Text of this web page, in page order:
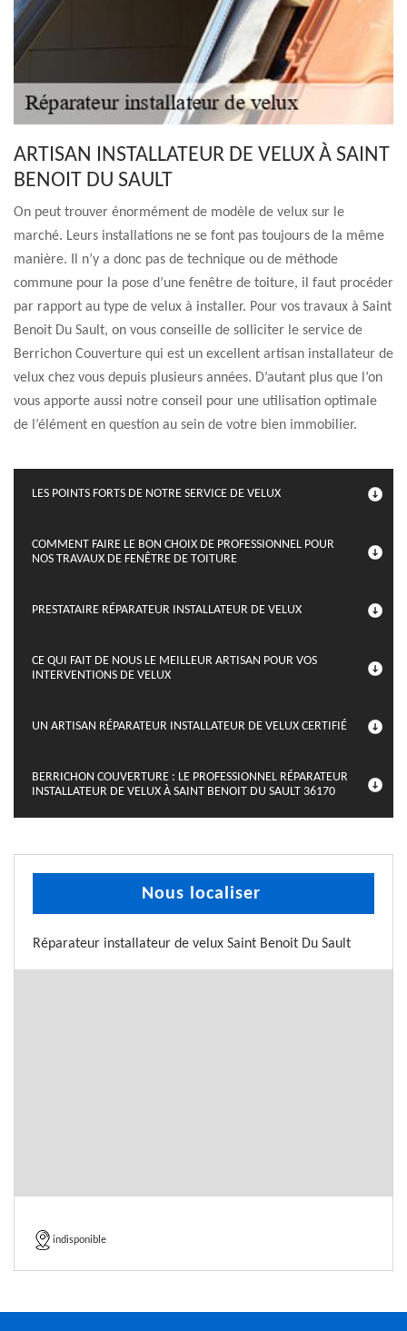
ARTISAN INSTALLATEUR DE VELUX À SAINT
BENOIT DU SAULT
On peut trouver énormément de modèle de velux sur le
marché. Leurs installations ne se font pas toujours de la même
manière. Il n’y a donc pas de technique ou de méthode
commune pour la pose d’une fenêtre de toiture, il faut procéder
par rapport au type de velux à installer. Pour vos travaux à Saint
Benoit Du Sault, on vous conseille de solliciter le service de
Berrichon Couverture qui est un excellent artisan installateur de
velux chez vous depuis plusieurs années. D’autant plus que l’on
vous apporte aussi notre conseil pour une utilisation optimale
de l’élément en question au sein de votre bien immobilier.
LES POINTS FORTS DE NOTRE SERVICE DE VELUX
COMMENT FAIRE LE BON CHOIX DE PROFESSIONNEL POUR
NOS TRAVAUX DE FENÊTRE DE TOITURE
PRESTATAIRE RÉPARATEUR INSTALLATEUR DE VELUX
CE QUI FAIT DE NOUS LE MEILLEUR ARTISAN POUR VOS
INTERVENTIONS DE VELUX
UN ARTISAN RÉPARATEUR INSTALLATEUR DE VELUX CERTIFIÉ
BERRICHON COUVERTURE : LE PROFESSIONNEL RÉPARATEUR
INSTALLATEUR DE VELUX À SAINT BENOIT DU SAULT 36170
Nous localiser
Réparateur installateur de velux Saint Benoit Du Sault
indisponible